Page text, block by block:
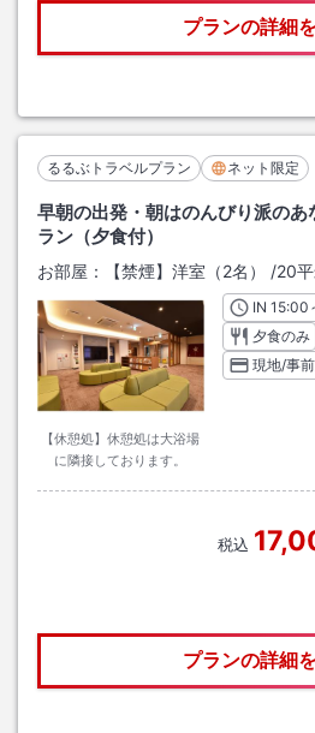
プランの詳細
るるぶトラベルプラン ネット限定
早朝の出発・朝はのんびり派の
ラン（夕食付）
お部屋： 【禁煙】洋室（2名） /20
【休憩処】休憩処は大浴場
に隣接しております。
INチェ
15:00
夕食のみ
現地/事
税込
プランの詳細